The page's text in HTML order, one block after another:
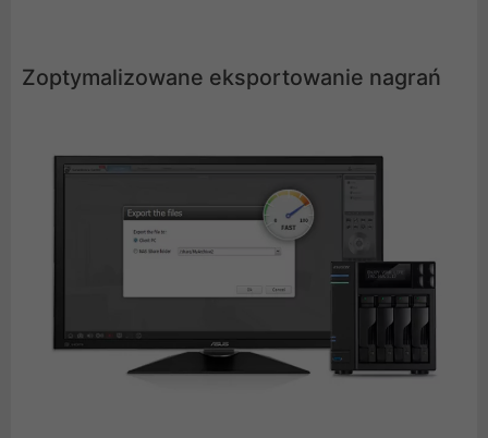
Zoptymalizowane eksportowanie nagrań